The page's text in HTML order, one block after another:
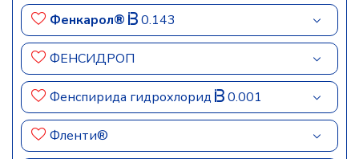
Фенкарол® 0.143
ФЕНСИДРОП
Фенспирида гидрохлорид 0.001
Фленти®